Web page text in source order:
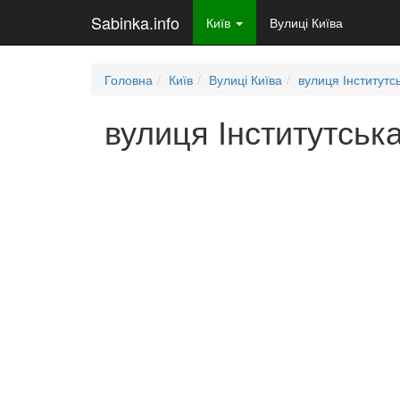
Sabinka.info Київ Вулиці Київа
Головна Київ Вулиці Київа вулиця
вулиця